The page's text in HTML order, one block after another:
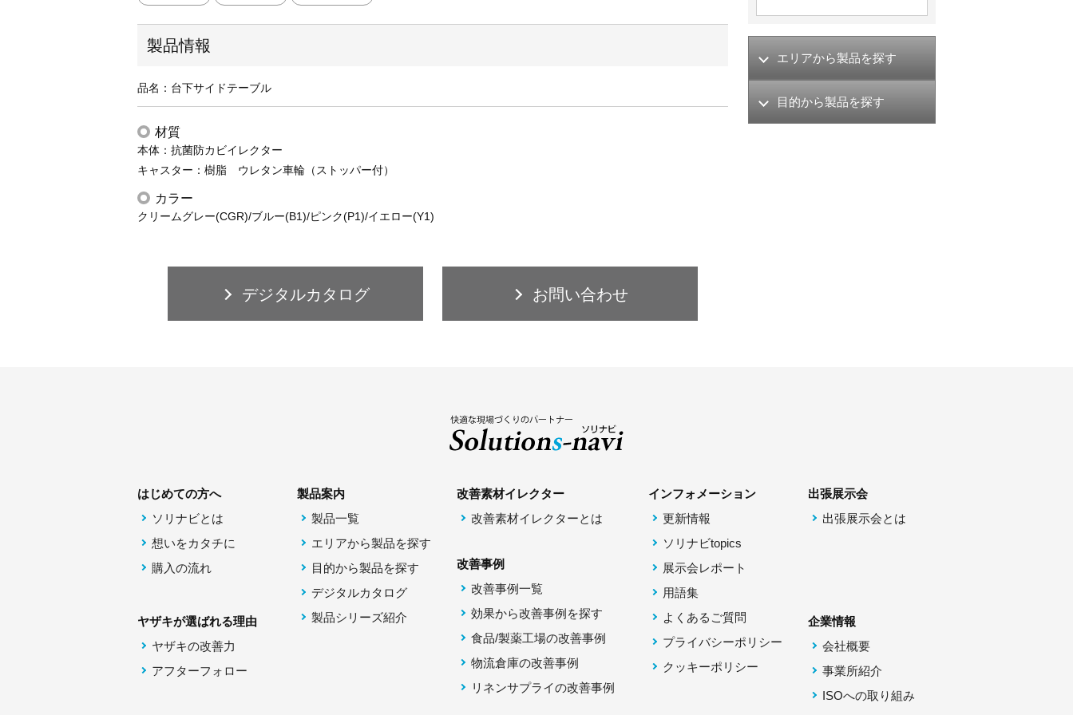
製品情報
品名：台下サイドテーブル
材質
本体：抗菌防カビイレクター
キャスター：樹脂 ウレタン車輪（ストッパー付）
カラー
クリームグレー(CGR)/ブルー(B1)/ピンク(P1)/イエロー(Y1)
デジタルカタログ お問い合わせ
エリアから製品を探す
目的から製品を探す
はじめての方へ
ソリナビとは
想いをカタチに
購入の流れ
ヤザキが選ばれる理由
ヤザキの改善力
アフターフォロー
製品案内
製品一覧
エリアから製品を探す
目的から製品を探す
デジタルカタログ
製品シリーズ紹介
改善素材イレクター
改善素材イレクターとは
改善事例
改善事例一覧
効果から改善事例を探す
食品/製薬工場の改善事例
物流倉庫の改善事例
リネンサプライの改善事例
インフォメーション
更新情報
ソリナビtopics
展示会レポート
用語集
よくあるご質問
プライバシーポリシー
クッキーポリシー
出張展示会
出張展示会とは
企業情報
会社概要
事業所紹介
ISOへの取り組み